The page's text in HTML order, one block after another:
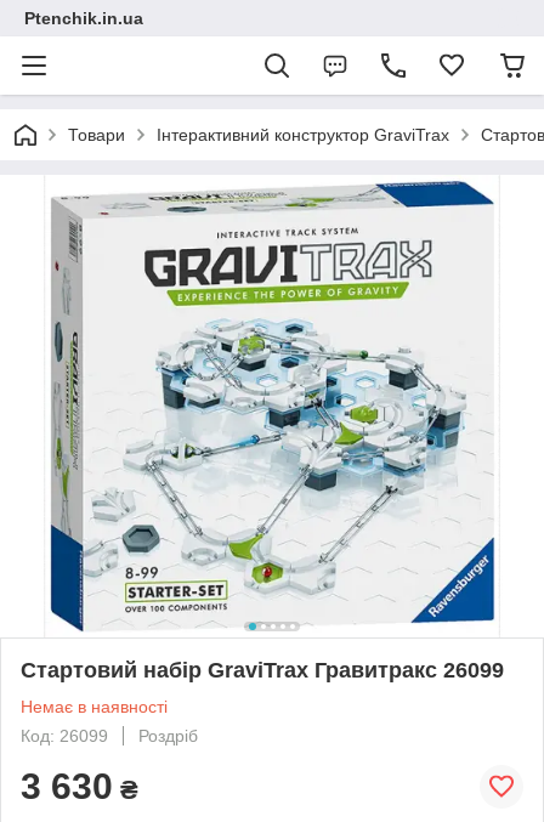
Ptenchik.in.ua
Товари Інтерактивний конструктор GraviTrax
Стартовий набір GraviTrax Гравитракс 26099
Немає в наявності
Код: 26099
Роздріб
3 630 ₴